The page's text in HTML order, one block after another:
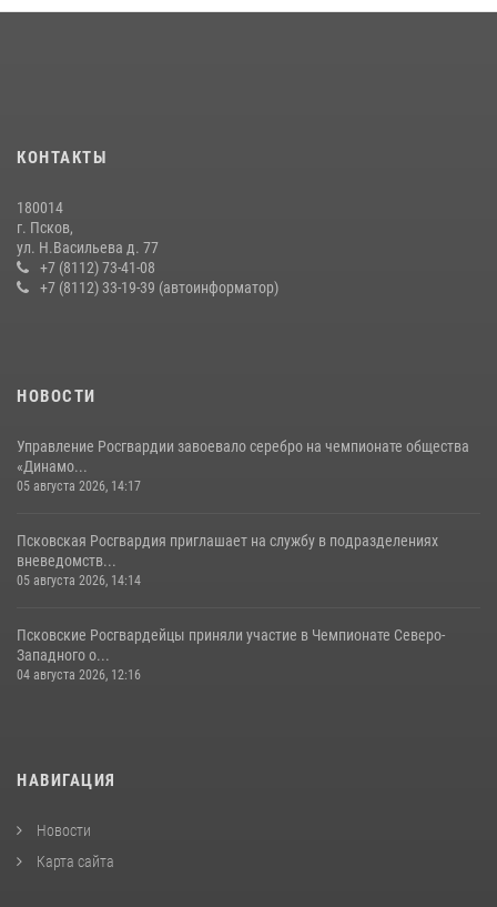
хищение в магазине в Пскове
Росгвардейцы одержали победу
Сотрудники вневедомственной охраны Росгвардии за минувшие
сутки пресекли в областном центре серию краж
22 июля 2026, 10:19
23 июля 2026, 13:19
КОНТАКТЫ
180014
г. Псков,
ул. Н.Васильева д. 77
+7 (8112) 73-41-08
+7 (8112) 33-19-39 (автоинформатор)
НОВОСТИ
Управление Росгвардии завоевало серебро на чемпионате общества
«Динамо...
05 августа 2026, 14:17
Псковская Росгвардия приглашает на службу в подразделениях
вневедомств...
05 августа 2026, 14:14
Псковские Росгвардейцы приняли участие в Чемпионате Северо-
Западного о...
04 августа 2026, 12:16
НАВИГАЦИЯ
Новости
Карта сайта